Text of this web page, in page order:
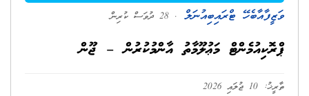
ވަޒީފާއާބެހޭ ޓްރައިބިއުނަލް . 28 ދުވަސް ކުރިން
ޕްރޮކިއުމެންޓް މަޢުލޫމާތު އާންމުކުރުން – ޖޫން
ތާރީޚު: 10 ޖުލައި 2026